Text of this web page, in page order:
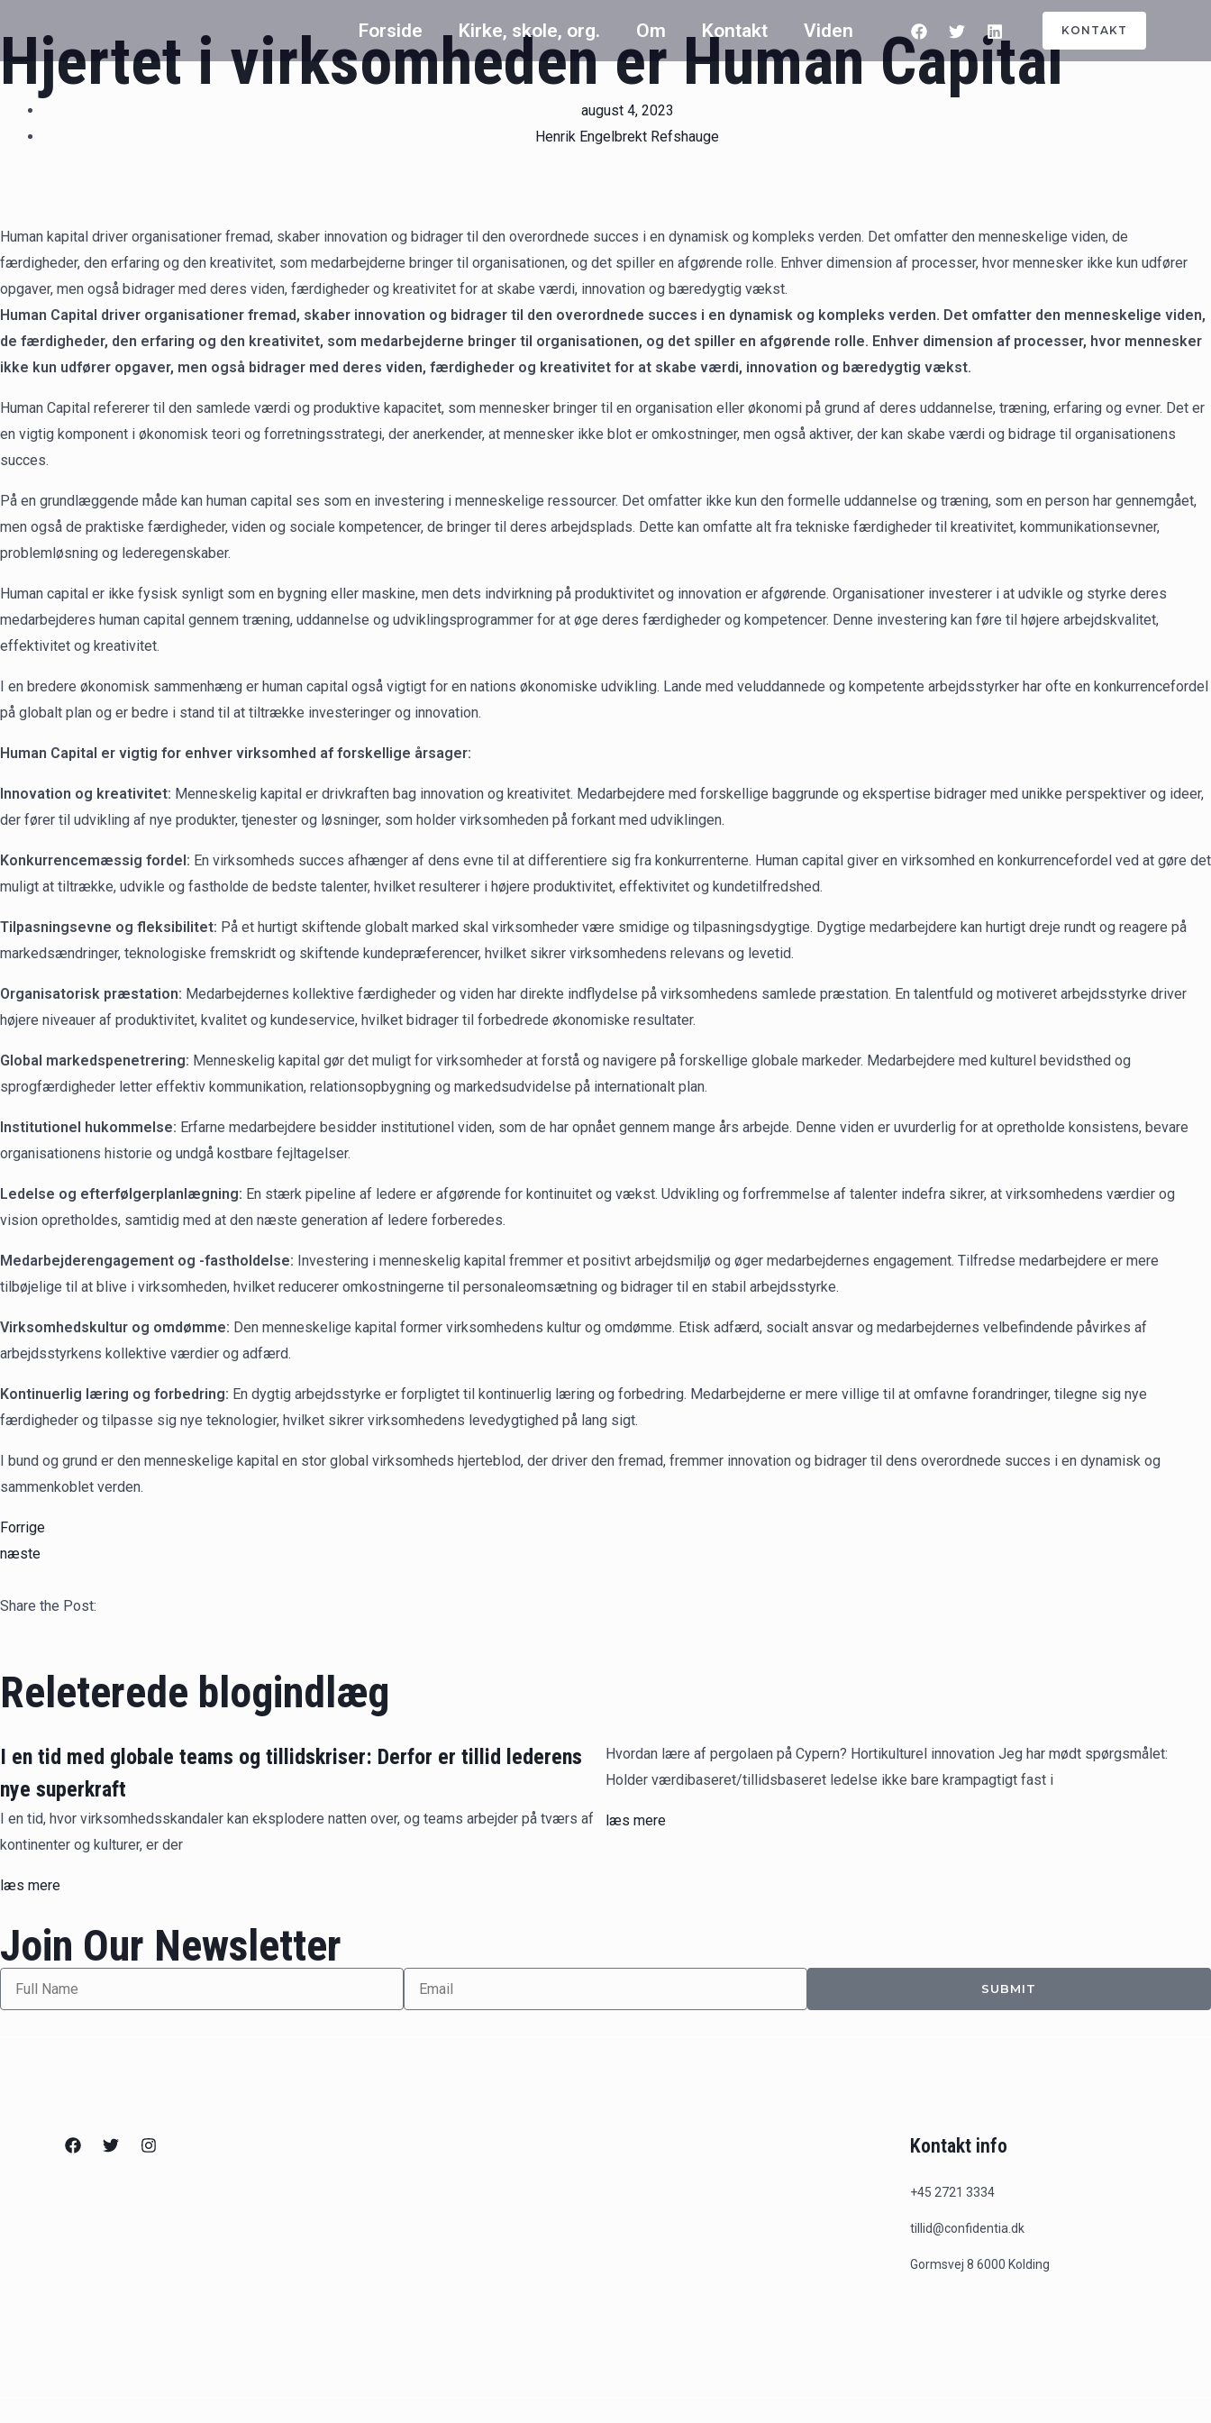
til
indholdet
Forside Kirke, skole, org. Om Kontakt Viden KONTAKT
Hjertet i virksomheden er Human Capital
august 4, 2023
Henrik Engelbrekt Refshauge
Human kapital driver organisationer fremad, skaber innovation og bidrager til den overordnede succes i en dynamisk og kompleks verden. Det omfatter den menneskelige viden, de
færdigheder, den erfaring og den kreativitet, som medarbejderne bringer til organisationen, og det spiller en afgørende rolle. Enhver dimension af processer, hvor mennesker ikke kun udfører
opgaver, men også bidrager med deres viden, færdigheder og kreativitet for at skabe værdi, innovation og bæredygtig vækst.
Human Capital driver organisationer fremad, skaber innovation og bidrager til den overordnede succes i en dynamisk og kompleks verden. Det omfatter den menneskelige viden,
de færdigheder, den erfaring og den kreativitet, som medarbejderne bringer til organisationen, og det spiller en afgørende rolle. Enhver dimension af processer, hvor mennesker
ikke kun udfører opgaver, men også bidrager med deres viden, færdigheder og kreativitet for at skabe værdi, innovation og bæredygtig vækst.
Human Capital refererer til den samlede værdi og produktive kapacitet, som mennesker bringer til en organisation eller økonomi på grund af deres uddannelse, træning, erfaring og evner. Det er
en vigtig komponent i økonomisk teori og forretningsstrategi, der anerkender, at mennesker ikke blot er omkostninger, men også aktiver, der kan skabe værdi og bidrage til organisationens
succes.
På en grundlæggende måde kan human capital ses som en investering i menneskelige ressourcer. Det omfatter ikke kun den formelle uddannelse og træning, som en person har gennemgået,
men også de praktiske færdigheder, viden og sociale kompetencer, de bringer til deres arbejdsplads. Dette kan omfatte alt fra tekniske færdigheder til kreativitet, kommunikationsevner,
problemløsning og lederegenskaber.
Human capital er ikke fysisk synligt som en bygning eller maskine, men dets indvirkning på produktivitet og innovation er afgørende. Organisationer investerer i at udvikle og styrke deres
medarbejderes human capital gennem træning, uddannelse og udviklingsprogrammer for at øge deres færdigheder og kompetencer. Denne investering kan føre til højere arbejdskvalitet,
effektivitet og kreativitet.
I en bredere økonomisk sammenhæng er human capital også vigtigt for en nations økonomiske udvikling. Lande med veluddannede og kompetente arbejdsstyrker har ofte en konkurrencefordel
på globalt plan og er bedre i stand til at tiltrække investeringer og innovation.
Human Capital er vigtig for enhver virksomhed af forskellige årsager:
Innovation og kreativitet: Menneskelig kapital er drivkraften bag innovation og kreativitet. Medarbejdere med forskellige baggrunde og ekspertise bidrager med unikke perspektiver og ideer,
der fører til udvikling af nye produkter, tjenester og løsninger, som holder virksomheden på forkant med udviklingen.
Konkurrencemæssig fordel: En virksomheds succes afhænger af dens evne til at differentiere sig fra konkurrenterne. Human capital giver en virksomhed en konkurrencefordel ved at gøre det
muligt at tiltrække, udvikle og fastholde de bedste talenter, hvilket resulterer i højere produktivitet, effektivitet og kundetilfredshed.
Tilpasningsevne og fleksibilitet: På et hurtigt skiftende globalt marked skal virksomheder være smidige og tilpasningsdygtige. Dygtige medarbejdere kan hurtigt dreje rundt og reagere på
markedsændringer, teknologiske fremskridt og skiftende kundepræferencer, hvilket sikrer virksomhedens relevans og levetid.
Organisatorisk præstation: Medarbejdernes kollektive færdigheder og viden har direkte indflydelse på virksomhedens samlede præstation. En talentfuld og motiveret arbejdsstyrke driver
højere niveauer af produktivitet, kvalitet og kundeservice, hvilket bidrager til forbedrede økonomiske resultater.
Global markedspenetrering: Menneskelig kapital gør det muligt for virksomheder at forstå og navigere på forskellige globale markeder. Medarbejdere med kulturel bevidsthed og
sprogfærdigheder letter effektiv kommunikation, relationsopbygning og markedsudvidelse på internationalt plan.
Institutionel hukommelse: Erfarne medarbejdere besidder institutionel viden, som de har opnået gennem mange års arbejde. Denne viden er uvurderlig for at opretholde konsistens, bevare
organisationens historie og undgå kostbare fejltagelser.
Ledelse og efterfølgerplanlægning: En stærk pipeline af ledere er afgørende for kontinuitet og vækst. Udvikling og forfremmelse af talenter indefra sikrer, at virksomhedens værdier og
vision opretholdes, samtidig med at den næste generation af ledere forberedes.
Medarbejderengagement og -fastholdelse: Investering i menneskelig kapital fremmer et positivt arbejdsmiljø og øger medarbejdernes engagement. Tilfredse medarbejdere er mere
tilbøjelige til at blive i virksomheden, hvilket reducerer omkostningerne til personaleomsætning og bidrager til en stabil arbejdsstyrke.
Virksomhedskultur og omdømme: Den menneskelige kapital former virksomhedens kultur og omdømme. Etisk adfærd, socialt ansvar og medarbejdernes velbefindende påvirkes af
arbejdsstyrkens kollektive værdier og adfærd.
Kontinuerlig læring og forbedring: En dygtig arbejdsstyrke er forpligtet til kontinuerlig læring og forbedring. Medarbejderne er mere villige til at omfavne forandringer, tilegne sig nye
færdigheder og tilpasse sig nye teknologier, hvilket sikrer virksomhedens levedygtighed på lang sigt.
I bund og grund er den menneskelige kapital en stor global virksomheds hjerteblod, der driver den fremad, fremmer innovation og bidrager til dens overordnede succes i en dynamisk og
sammenkoblet verden.
Forrige
næste
Share the Post:
Releterede blogindlæg
I en tid med globale teams og tillidskriser: Derfor er tillid lederens
nye superkraft
I en tid, hvor virksomhedsskandaler kan eksplodere natten over, og teams arbejder på tværs af
kontinenter og kulturer, er der
læs mere
Hvordan lære af pergolaen på Cypern? Hortikulturel innovation Jeg har mødt spørgsmålet:
Holder værdibaseret/tillidsbaseret ledelse ikke bare krampagtigt fast i
læs mere
Join Our Newsletter
Full
Name
Email SUBMIT
Kontakt info
+45 2721 3334
tillid@confidentia.dk
Gormsvej 8 6000 Kolding